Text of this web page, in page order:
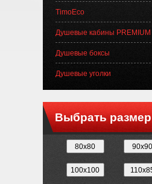
TimoEco
Душевые кабины PREMIUM
Душевые боксы
Душевые уголки
Выбрать размер